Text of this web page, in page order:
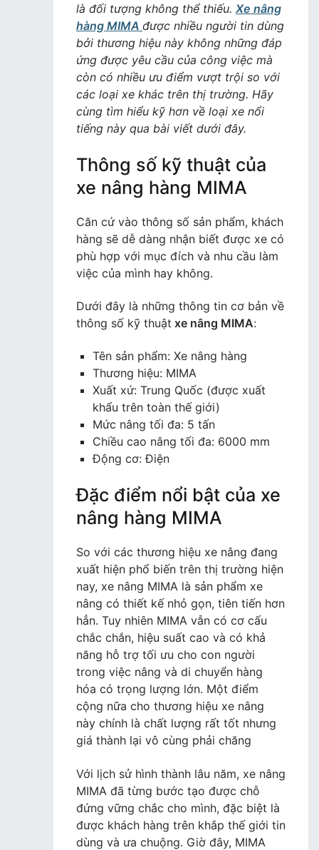
–
Thương
hiệu
uy
tín
đáng
tin
cậy
là đối tượng không thể thiếu. Xe nâng
hàng MIMA được nhiều người tin dùng
bởi thương hiệu này không những đáp
ứng được yêu cầu của công việc mà
còn có nhiều ưu điểm vượt trội so với
các loại xe khác trên thị trường. Hãy
cùng tìm hiểu kỹ hơn về loại xe nổi
tiếng này qua bài viết dưới đây.
Thông số kỹ thuật của
xe nâng hàng MIMA
Căn cứ vào thông số sản phẩm, khách
hàng sẽ dễ dàng nhận biết được xe có
phù hợp với mục đích và nhu cầu làm
việc của mình hay không.
Dưới đây là những thông tin cơ bản về
thông số kỹ thuật xe nâng MIMA:
Tên sản phẩm: Xe nâng hàng
Thương hiệu: MIMA
Xuất xứ: Trung Quốc (được xuất
khẩu trên toàn thế giới)
Mức nâng tối đa: 5 tấn
Chiều cao nâng tối đa: 6000 mm
Động cơ: Điện
Đặc điểm nổi bật của xe
nâng hàng MIMA
So với các thương hiệu xe nâng đang
xuất hiện phổ biến trên thị trường hiện
nay, xe nâng MIMA là sản phẩm xe
nâng có thiết kế nhỏ gọn, tiên tiến hơn
hẳn. Tuy nhiên MIMA vẫn có cơ cấu
chắc chắn, hiệu suất cao và có khả
năng hỗ trợ tối ưu cho con người
trong việc nâng và di chuyển hàng
hóa có trọng lượng lớn. Một điểm
cộng nữa cho thương hiệu xe nâng
này chính là chất lượng rất tốt nhưng
giá thành lại vô cùng phải chăng
Với lịch sử hình thành lâu năm, xe nâng
MIMA đã từng bước tạo được chỗ
đứng vững chắc cho mình, đặc biệt là
được khách hàng trên khắp thế giới tin
dùng và ưa chuộng. Giờ đây, MIMA